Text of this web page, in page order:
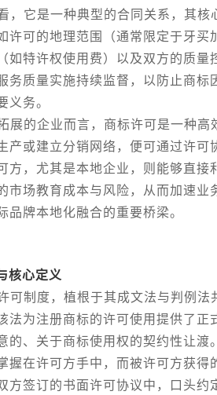
它是一种典型的合同关系，其核
许可的地理范围（通常限定于牙
如特许权使用费）以及双方的质
务质量实施持续监督，以防止商
义务。
的企业而言，商标许可是一种高
产或建立分销网络，便可通过许
方，尤其是本地企业，则能够直
市场教育成本与风险，从而加速
品牌本地化融合的重要桥梁。
核心定义
制度，植根于其成文法与判例法
法为注册商标的许可使用提供了
的、关于商标使用权的契约性让渡
握在许可方手中，而被许可方获
方签订的书面许可协议中，口头